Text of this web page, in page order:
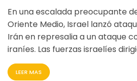
En una escalada preocupante
Oriente Medio, Israel lanzó
Irán en represalia a un ataque
iraníes. Las fuerzas israelíes
hacia sistemas de defensa
producción de misiles en varias
LEER MAS